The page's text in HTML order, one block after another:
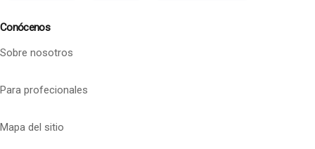
Conócenos
Sobre nosotros
Para profecionales
Mapa del sitio